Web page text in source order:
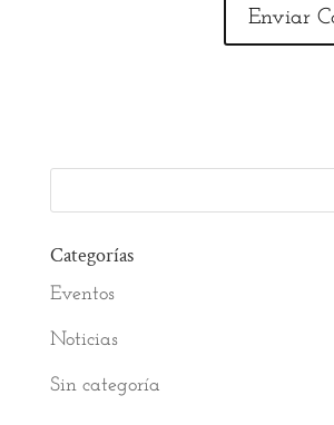
Categorías
Eventos
Noticias
Sin categoría